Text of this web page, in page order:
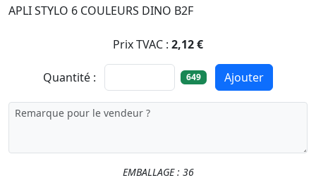
APLI STYLO 6 COULEURS DINO B2F
Prix TVAC : 2,12 €
Quantité : 649 Ajouter
EMBALLAGE : 36